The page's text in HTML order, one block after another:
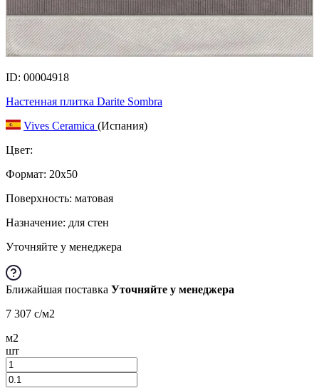
ID: 00004918
Настенная плитка Darite Sombra
Vives Ceramica (Испания)
Цвет:
Формат: 20x50
Поверхность: матовая
Назначение: для стен
Уточняйте у менеджера
Ближайшая поставка Уточняйте у менеджера
7 307 c/м2
м2
шт